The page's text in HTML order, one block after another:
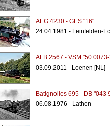
AEG 4230 - GES "16"
24.04.1981 - Leinfelden-
AFB 2567 - VSM "50
03.09.2011 - Loenen [NL]
Batignolles 695 - DB "043
06.08.1976 - Lathen